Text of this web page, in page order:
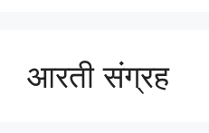
आरती संग्रह